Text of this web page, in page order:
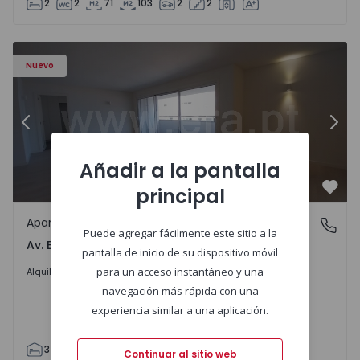
2 2 71 103 2 2
Nuevo
Apartamento T3 Porto, Av. Boavista - 1575472 - 5
Anterior
Av. Boavista, Porto
Apartamento
Av. Boavista, Porto
Alquilar 2.300 €/mes
3 142 2 4
Añadir a la pantalla
principal
Puede agregar fácilmente este sitio a la
pantalla de inicio de su dispositivo móvil
para un acceso instantáneo y una
navegación más rápida con una
experiencia similar a una aplicación.
Continuar al sitio web